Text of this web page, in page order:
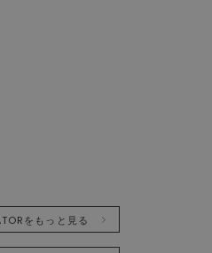
をもっと見る